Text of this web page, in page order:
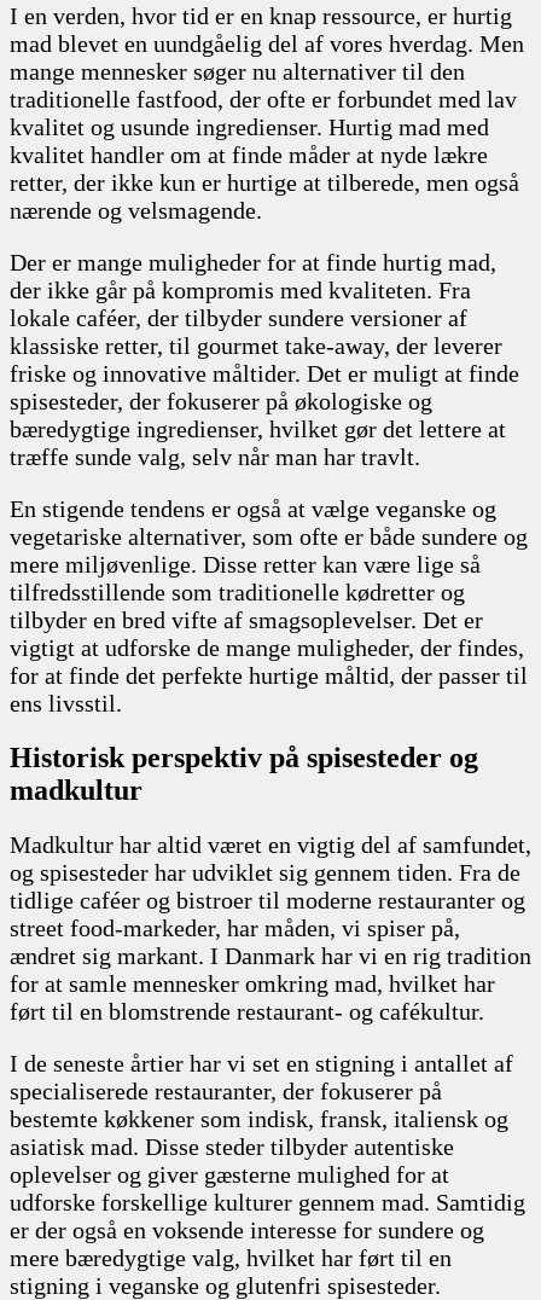
I en verden, hvor tid er en knap ressource, er hurtig
mad blevet en uundgåelig del af vores hverdag. Men
mange mennesker søger nu alternativer til den
traditionelle fastfood, der ofte er forbundet med lav
kvalitet og usunde ingredienser. Hurtig mad med
kvalitet handler om at finde måder at nyde lækre
retter, der ikke kun er hurtige at tilberede, men også
nærende og velsmagende.
Der er mange muligheder for at finde hurtig mad,
der ikke går på kompromis med kvaliteten. Fra
lokale caféer, der tilbyder sundere versioner af
klassiske retter, til gourmet take-away, der leverer
friske og innovative måltider. Det er muligt at finde
spisesteder, der fokuserer på økologiske og
bæredygtige ingredienser, hvilket gør det lettere at
træffe sunde valg, selv når man har travlt.
En stigende tendens er også at vælge veganske og
vegetariske alternativer, som ofte er både sundere og
mere miljøvenlige. Disse retter kan være lige så
tilfredsstillende som traditionelle kødretter og
tilbyder en bred vifte af smagsoplevelser. Det er
vigtigt at udforske de mange muligheder, der findes,
for at finde det perfekte hurtige måltid, der passer til
ens livsstil.
Historisk perspektiv på spisesteder og
madkultur
Madkultur har altid været en vigtig del af samfundet,
og spisesteder har udviklet sig gennem tiden. Fra de
tidlige caféer og bistroer til moderne restauranter og
street food-markeder, har måden, vi spiser på,
ændret sig markant. I Danmark har vi en rig tradition
for at samle mennesker omkring mad, hvilket har
ført til en blomstrende restaurant- og cafékultur.
I de seneste årtier har vi set en stigning i antallet af
specialiserede restauranter, der fokuserer på
bestemte køkkener som indisk, fransk, italiensk og
asiatisk mad. Disse steder tilbyder autentiske
oplevelser og giver gæsterne mulighed for at
udforske forskellige kulturer gennem mad. Samtidig
er der også en voksende interesse for sundere og
mere bæredygtige valg, hvilket har ført til en
stigning i veganske og glutenfri spisesteder.